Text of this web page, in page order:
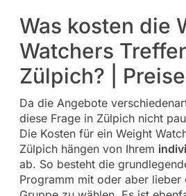
Was kosten die
Watchers
Zülpich? | Preise
Da die Angebote
diese Frage in Zülpich nicht
Die Kosten für ein Weight
Zülpich hängen von Ihrem
ab. So besteht die
Programm mit oder aber lieber